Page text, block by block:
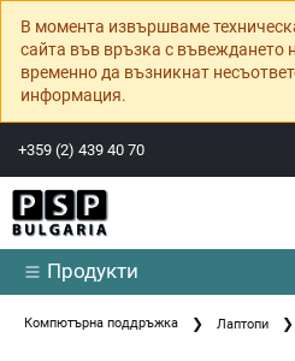
В момента извършваме
сайта във връзка с въвеждането
временно да възникнат
информация.
+359 (2) 439 40 70
Продукти
Компютърна поддръжка Лаптопи